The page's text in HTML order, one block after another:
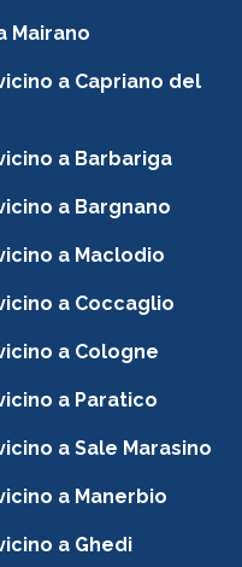
Mairano
a Capriano del
a Barbariga
a Bargnano
a Maclodio
a Coccaglio
a Cologne
a Paratico
a Sale Marasino
a Manerbio
a Ghedi